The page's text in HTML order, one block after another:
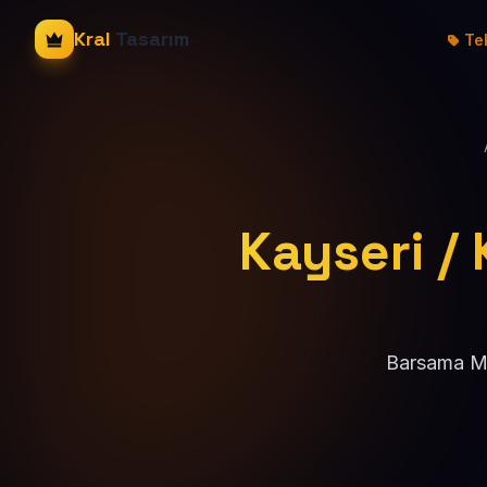
Kral Tasarım
Kayseri /
Barsama